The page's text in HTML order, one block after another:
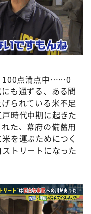
100点満点中……0
も通ずる、ある問
られている米不足
時代中期に起きた
た、幕府の備蓄用
を運ぶためにつく
トリートになった